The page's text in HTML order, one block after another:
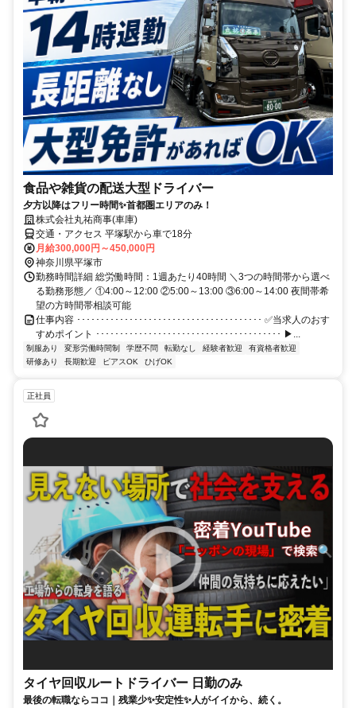
食品や雑貨の配送大型ドライバー
夕方以降はフリー時間✨首都圏エリアのみ！
株式会社丸祐商事(車庫)
交通・アクセス 平塚駅から車で18分
月給300,000円～450,000円
神奈川県平塚市
勤務時間詳細 総労働時間：1週あたり40時間 ＼3つの時間帯から選べ
る勤務形態／ ①4:00～12:00 ②5:00～13:00 ③6:00～14:00 夜間帯希
望の方時間帯相談可能
仕事内容 ･･･････････････････････････････････････ ✅当求人のおす
すめポイント ･･･････････････････････････････････････ ▶...
制服あり 変形労働時間制 学歴不問 転勤なし 経験者歓迎
有資格者歓迎
研修あり
長期歓迎 ピアスOK ひげOK
正社員
タイヤ回収ルートドライバー 日勤のみ
最後の転職ならココ｜残業少✨安定性✨人がイイから、続く。